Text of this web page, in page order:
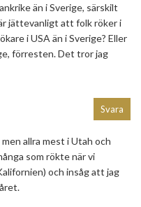
än i Sverige, särskilt
jättevanligt att folk röker i
i USA än i Sverige? Eller
förresten. Det tror jag
allra mest i Utah och
som rökte när vi
och insåg att jag
Svara